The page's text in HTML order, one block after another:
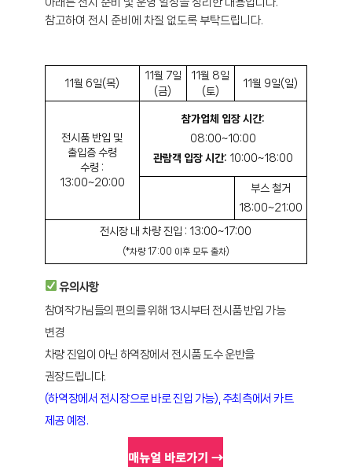
아래는 전시 준비 및 운영 일정을 정리한 내용입니다.
참고하여 전시 준비에 차질 없도록 부탁드립니다.
11월 6일(목)
11월 7일
(금)
11월 8일
(토)
11월 9일(일)
전시품 반입 및
출입증 수령
수령 :
13:00~20:00
참가업체 입장 시간:
08:00~10:00
관람객 입장 시간: 10:00~18:00
부스 철거
18:00~21:00
전시장 내 차량 진입 : 13:00~17:00
(*차량 17:00 이후 모두 출차)
유의사항
참여작가님들의 편의를 위해 13시부터 전시품 반입 가능
변경
차량 진입이 아닌 하역장에서 전시품 도수 운반을
권장드립니다.
(하역장에서 전시장으로 바로 진입 가능), 주최측에서 카트
제공 예정.
매뉴얼 바로가기 →